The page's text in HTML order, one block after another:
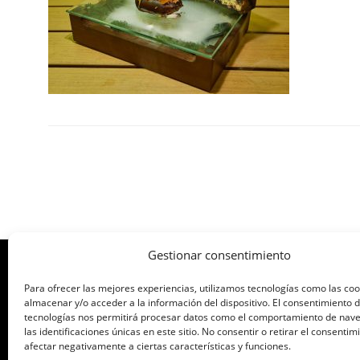
Gestionar consentimiento
Para ofrecer las mejores experiencias, utilizamos tecnologías como las
almacenar y/o acceder a la información del dispositivo. El consentimiento
tecnologías nos permitirá procesar datos como el comportamiento de
las identificaciones únicas en este sitio. No consentir o retirar el
afectar negativamente a ciertas características y funciones.
ORGANIZA: ASOCIACIÓN DE CAFÉS Y